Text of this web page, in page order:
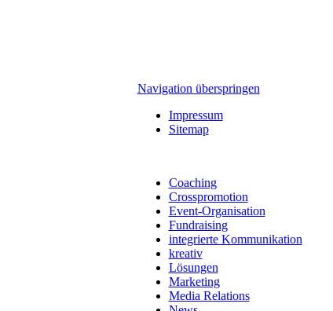
Navigation überspringen
Impressum
Sitemap
Coaching
Crosspromotion
Event-Organisation
Fundraising
integrierte Kommunikation
kreativ
Lösungen
Marketing
Media Relations